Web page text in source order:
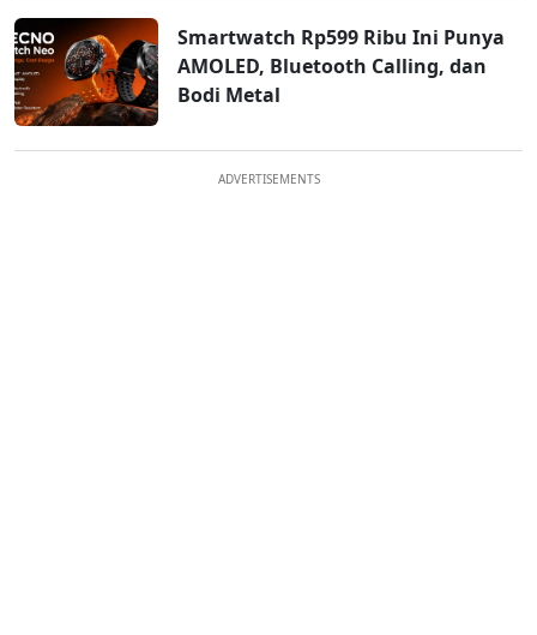
Smartwatch Rp599 Ribu Ini Punya
AMOLED, Bluetooth Calling, dan
Bodi Metal
ADVERTISEMENTS